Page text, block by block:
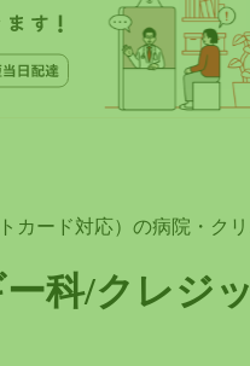
カード対応）の病院・クリ
科/クレジ